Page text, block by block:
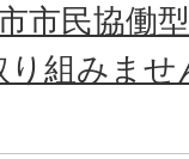
市民協働
組みませ